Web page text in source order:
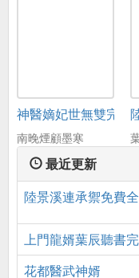
神醫嫡妃世無雙完整
南晚煙顧墨寒
最近更新
陸景溪連承禦免費
上門龍婿葉辰聽書
花都醫武神婿